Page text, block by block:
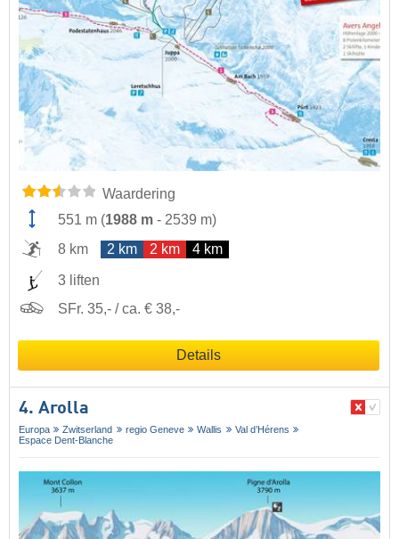
Waardering
551 m (1988 m - 2539 m)
8 km
2 km 2 km 4 km
3 liften
SFr. 35,- / ca. € 38,-
Details
4. Arolla
Europa Zwitserland regio Geneve Wallis
Val d’Hérens
Espace Dent-Blanche